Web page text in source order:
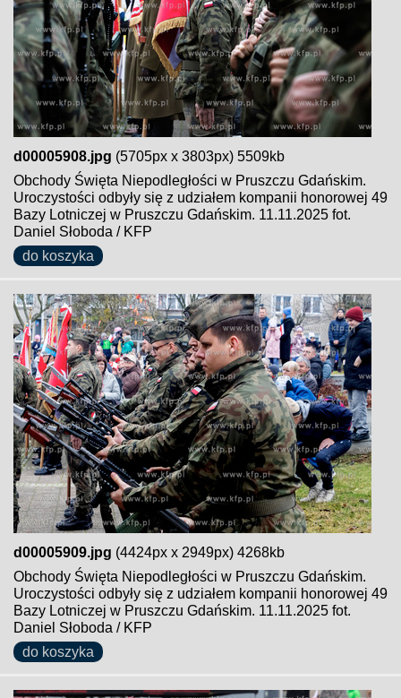
d00005908.jpg (5705px x 3803px) 5509kb
Obchody Święta Niepodległości w Pruszczu Gdańskim.
Uroczystości odbyły się z udziałem kompanii honorowej 49
Bazy Lotniczej w Pruszczu Gdańskim. 11.11.2025 fot.
Daniel Słoboda / KFP
do koszyka
d00005909.jpg (4424px x 2949px) 4268kb
Obchody Święta Niepodległości w Pruszczu Gdańskim.
Uroczystości odbyły się z udziałem kompanii honorowej 49
Bazy Lotniczej w Pruszczu Gdańskim. 11.11.2025 fot.
Daniel Słoboda / KFP
do koszyka